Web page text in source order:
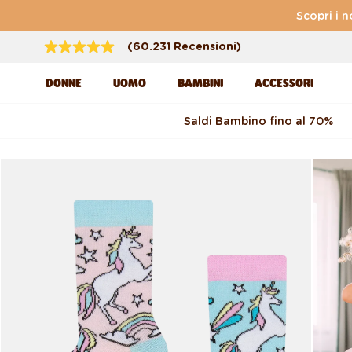
Scopri i
(60.231 Recensioni)
DONNE UOMO BAMBINI ACCESSORI
Saldi Bambino fino al 70%